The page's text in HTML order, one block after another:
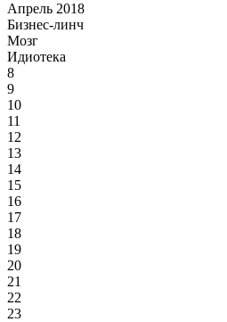
Апрель 2018
Бизнес-линч
Мозг
Идиотека
8
9
10
11
12
13
14
15
16
17
18
19
20
21
22
23